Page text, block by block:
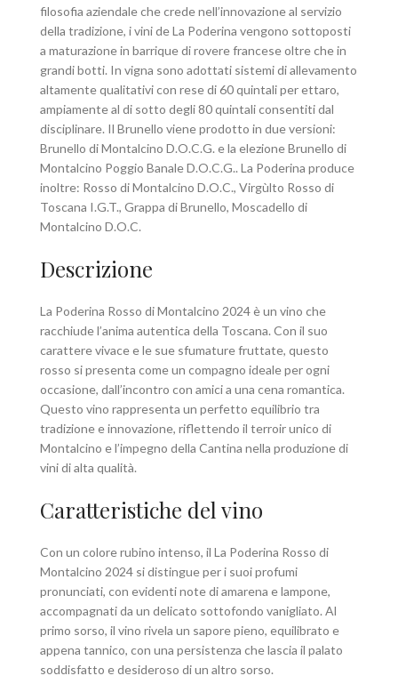
filosofia aziendale che crede nell’innovazione al servizio
della tradizione, i vini de La Poderina vengono sottoposti
a maturazione in barrique di rovere francese oltre che in
grandi botti. In vigna sono adottati sistemi di allevamento
altamente qualitativi con rese di 60 quintali per ettaro,
ampiamente al di sotto degli 80 quintali consentiti dal
disciplinare. Il Brunello viene prodotto in due versioni:
Brunello di Montalcino D.O.C.G. e la elezione Brunello di
Montalcino Poggio Banale D.O.C.G.. La Poderina produce
inoltre: Rosso di Montalcino D.O.C., Virgùlto Rosso di
Toscana I.G.T., Grappa di Brunello, Moscadello di
Montalcino D.O.C.
Descrizione
La Poderina Rosso di Montalcino 2024 è un vino che
racchiude l’anima autentica della Toscana. Con il suo
carattere vivace e le sue sfumature fruttate, questo
rosso si presenta come un compagno ideale per ogni
occasione, dall’incontro con amici a una cena romantica.
Questo vino rappresenta un perfetto equilibrio tra
tradizione e innovazione, riflettendo il terroir unico di
Montalcino e l’impegno della Cantina nella produzione di
vini di alta qualità.
Caratteristiche del vino
Con un colore rubino intenso, il La Poderina Rosso di
Montalcino 2024 si distingue per i suoi profumi
pronunciati, con evidenti note di amarena e lampone,
accompagnati da un delicato sottofondo vanigliato. Al
primo sorso, il vino rivela un sapore pieno, equilibrato e
appena tannico, con una persistenza che lascia il palato
soddisfatto e desideroso di un altro sorso.